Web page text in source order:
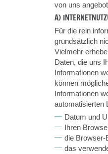
von uns
A)
Für die rein
grundsätzlich
Vielmehr
Daten, die uns
Informationen
können
Informationen
automatisierten
Datum und
Ihren
die Browser-
das